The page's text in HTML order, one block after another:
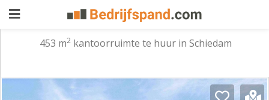
aanbieden
453 m2 kantoorruimte te huur in Schiedam